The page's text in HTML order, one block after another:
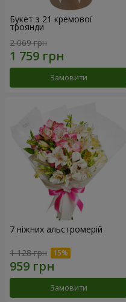
Букет з 21 кремової
троянди
2 069 грн
Замовити
7 ніжних альстромерій
1 128 грн
Замовити